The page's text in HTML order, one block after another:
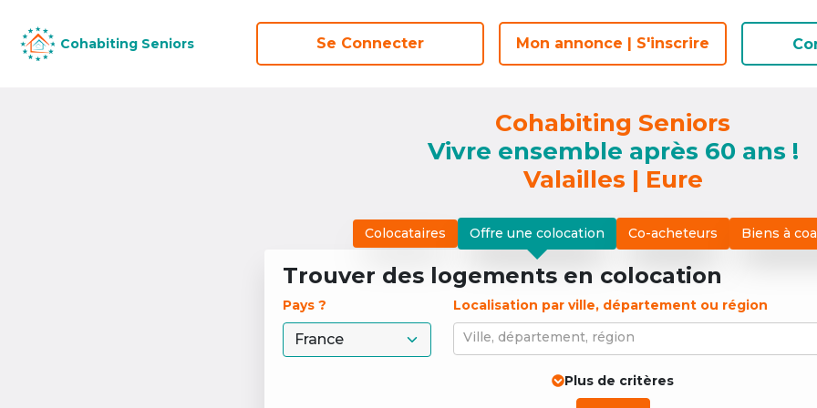
Cohabiting Seniors Se Connecter Mon annonce | S'inscrire
Cohabiting Seniors Se Connecter Mon annonce | S'inscrire
Cohabiting Seniors
Vivre ensemble après 60 ans !
Valailles | Eure
Colocataires Offre une colocation Co-acheteurs Biens à
Trouver des logements en colocation
Pays ?
Localisation par ville, département ou région
Ville, département, région
Plus de critères